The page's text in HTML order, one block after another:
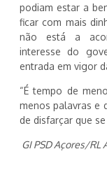
podiam estar a
ficar com mais
não está a
interesse do
entrada em vigor
“É tempo de
menos palavras e
de disfarçar que
GI PSD Açores/RL